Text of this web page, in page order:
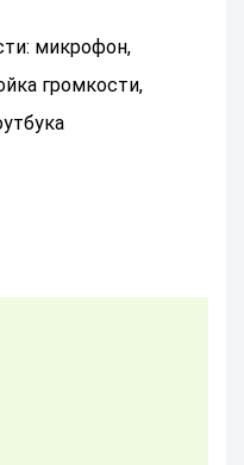
микрофон,
громкости,